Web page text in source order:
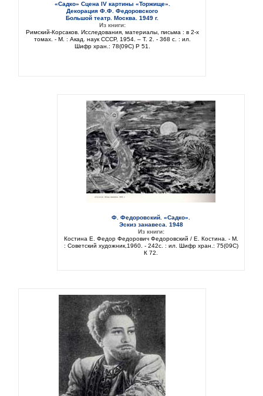
«Садко» Сцена IV картины «Торжище».
Декорация Ф.Ф. Федоровского
Большой театр. Москва. 1949 г.
Из книги:
Римский-Корсаков. Исследования, материалы, письма : в 2-х
томах. - М. : Акад. наук СССР, 1954. – Т. 2. - 368 с. : ил.
Шифр хран.: 78(09C) Р 51.
Ф. Федоровский. «Садко».
Эскиз занавеса. 1948
Из книги:
Костина Е. Федор Федорович Федоровский / Е. Костина. - М.
: Советский художник,1960. - 242с. : ил. Шифр хран.: 75(09C)
К 72.